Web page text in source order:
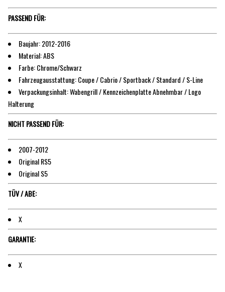
PASSEND FÜR:
Baujahr: 2012-2016
Material: ABS
Farbe: Chrome/Schwarz
Fahrzeugausstattung: Coupe / Cabrio / Sportback / Standard / S-Line
Verpackungsinhalt: Wabengrill / Kennzeichenplatte Abnehmbar / Logo
Halterung
NICHT PASSEND FÜR:
2007-2012
Original RS5
Original S5
TÜV / ABE:
X
GARANTIE:
X